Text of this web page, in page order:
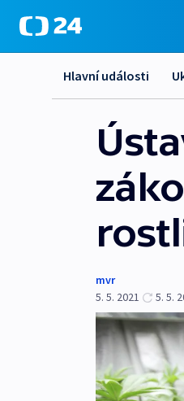
Hlavní události
mvr
5. 5. 2021
5. 5.